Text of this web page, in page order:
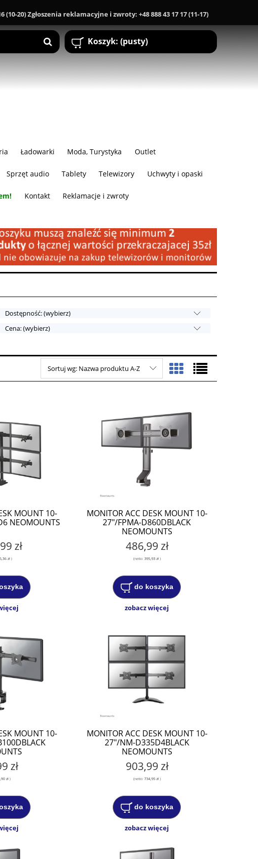
(10-20) Zgłoszenia reklamacyjne i zwroty: +48 888 43 17 17 (11-17)
Koszyk: (pusty)
Ładowarki Moda, Turystyka Outlet
Sprzęt audio Tablety Telewizory Uchwyty i opaski
Kontakt Reklamacje i zwroty
Dostępność: (wybierz)
Cena: (wybierz)
Sortuj wg: Nazwa produktu A-Z
MOUNT 10-
NEOMOUNTS
zł
zł)
MONITOR ACC DESK MOUNT 10-
27"/FPMA-D860DBLACK
NEOMOUNTS
486,99 zł
(netto: 395,93 zł)
do koszyka
zobacz więcej
MOUNT 10-
zł
zł)
MONITOR ACC DESK MOUNT 10-
27"/NM-D335D4BLACK
NEOMOUNTS
903,99 zł
(netto: 734,95 zł)
do koszyka
zobacz więcej